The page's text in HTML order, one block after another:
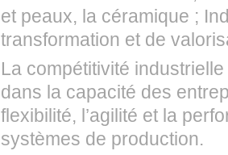
et peaux, la céramique ;
transformation et de
La compétitivité
dans la capacité des
flexibilité, l’agilité et la
systèmes de production.